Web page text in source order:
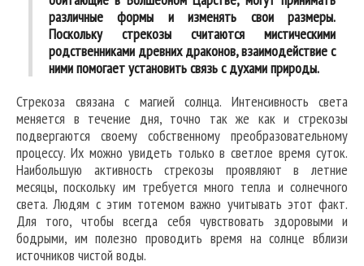
различные формы и изменять свои размеры.
Поскольку стрекозы считаются мистическими
родственниками древних драконов, взаимодействие с
ними помогает установить связь с духами природы.
Стрекоза связана с магией солнца. Интенсивность света
меняется в течение дня, точно так же как и стрекозы
подвергаются своему собственному преобразовательному
процессу. Их можно увидеть только в светлое время суток.
Наибольшую активность стрекозы проявляют в летние
месяцы, поскольку им требуется много тепла и солнечного
света. Людям с этим тотемом важно учитывать этот факт.
Для того, чтобы всегда себя чувствовать здоровыми и
бодрыми, им полезно проводить время на солнце вблизи
источников чистой воды.